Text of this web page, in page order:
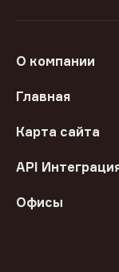
О компании
Главная
Карта сайта
API
Офисы